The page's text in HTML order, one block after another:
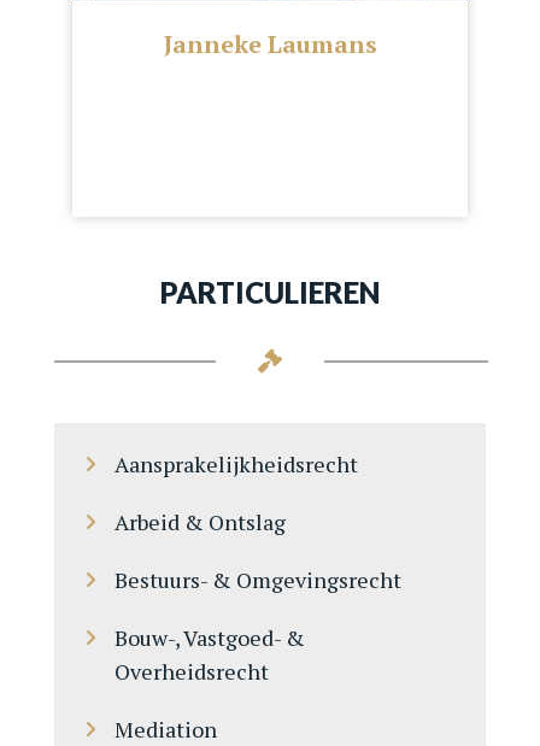
Janneke Laumans
PARTICULIEREN
Aansprakelijkheidsrecht
Arbeid & Ontslag
Bestuurs- & Omgevingsrecht
Bouw-, Vastgoed- &
Overheidsrecht
Mediation